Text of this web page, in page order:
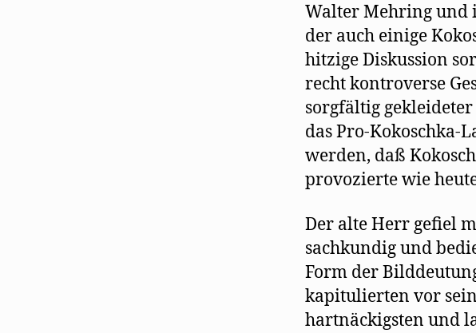
Walter Mehring und
der auch einige
hitzige Diskussion
recht kontroverse
sorgfältig
das Pro-Kokoschka-
werden, daß
provozierte wie
Der alte Herr geﬁel
sachkundig und
Form der
kapitulierten vor
hartnäckigsten und